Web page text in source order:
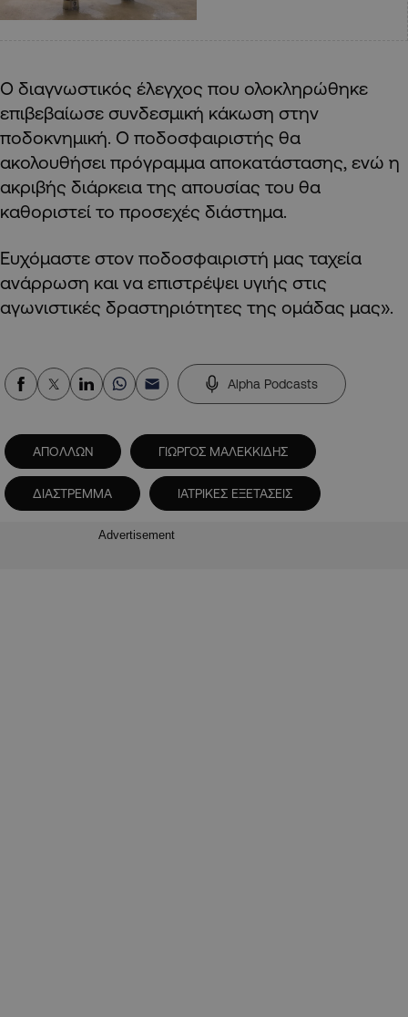
Ο διαγνωστικός έλεγχος που ολοκληρώθηκε
επιβεβαίωσε συνδεσμική κάκωση στην
ποδοκνημική. Ο ποδοσφαιριστής θα
ακολουθήσει πρόγραμμα αποκατάστασης, ενώ η
ακριβής διάρκεια της απουσίας του θα
καθοριστεί το προσεχές διάστημα.
Ευχόμαστε στον ποδοσφαιριστή μας ταχεία
ανάρρωση και να επιστρέψει υγιής στις
αγωνιστικές δραστηριότητες της ομάδας μας».
Alpha Podcasts
ΑΠΟΛΛΩΝ ΓΙΩΡΓΟΣ ΜΑΛΕΚΚΙΔΗΣ
ΔΙΑΣΤΡΕΜΜΑ ΙΑΤΡΙΚΕΣ ΕΞΕΤΑΣΕΙΣ
Advertisement